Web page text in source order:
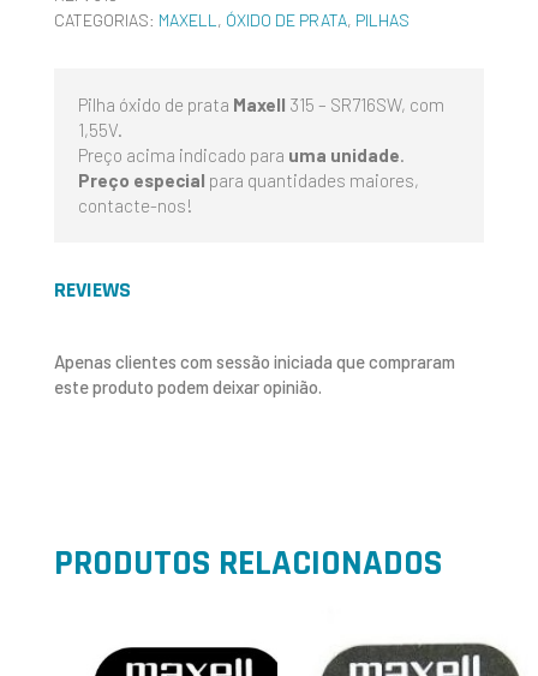
CATEGORIAS: MAXELL , ÓXIDO DE PRATA, PILHAS
Pilha óxido de prata Maxell 315 – SR716SW, com
1,55V.
Preço acima indicado para uma unidade.
Preço especial para quantidades maiores,
contacte-nos!
REVIEWS
Apenas clientes com sessão iniciada que compraram
este produto podem deixar opinião.
PRODUTOS RELACIONADOS